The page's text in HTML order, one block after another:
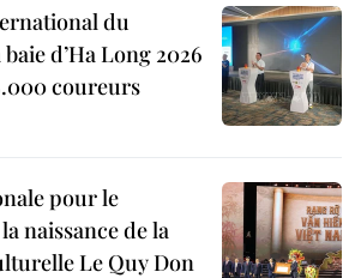
du
d’Ha Long 2026
coureurs
pour le
naissance de la
Le Quy Don